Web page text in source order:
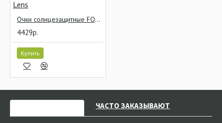
Очки солнцезащитные FOX Collection Wraps Black/Green Brown Lens
4429р.
Купить
ЧАСТО ЗАКАЗЫВАЮТ